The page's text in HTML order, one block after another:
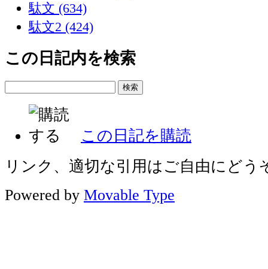
駄文 (634)
駄文2 (424)
この日記内を検索
この日記を購読
リンク、適切な引用はご自由にどう
Powered by Movable Type